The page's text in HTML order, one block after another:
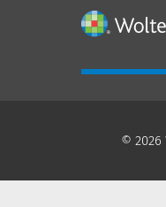
© 2026